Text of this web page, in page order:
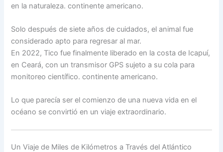
en la naturaleza. continente americano.
Solo después de siete años de cuidados, el animal fue
considerado apto para regresar al mar.
En 2022, Tico fue finalmente liberado en la costa de Icapuí,
en Ceará, con un transmisor GPS sujeto a su cola para
monitoreo científico. continente americano.
Lo que parecía ser el comienzo de una nueva vida en el
océano se convirtió en un viaje extraordinario.
Un Viaje de Miles de Kilómetros a Través del Atlántico